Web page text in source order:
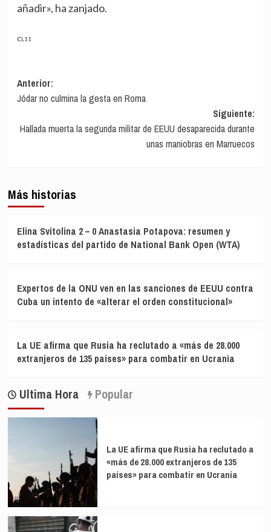
añadir», ha zanjado.
CL11
Navegación
de
entradas
Anterior:
Jódar no culmina la gesta en Roma
Siguiente:
Hallada muerta la segunda militar de EEUU desaparecida durante
unas maniobras en Marruecos
Más historias
Elina Svitolina 2 – 0 Anastasia Potapova: resumen y
estadísticas del partido de National Bank Open (WTA)
Expertos de la ONU ven en las sanciones de EEUU contra
Cuba un intento de «alterar el orden constitucional»
La UE afirma que Rusia ha reclutado a «más de 28.000
extranjeros de 135 países» para combatir en Ucrania
Ultima Hora Popular
La UE afirma que Rusia ha reclutado a
«más de 28.000 extranjeros de 135
países» para combatir en Ucrania